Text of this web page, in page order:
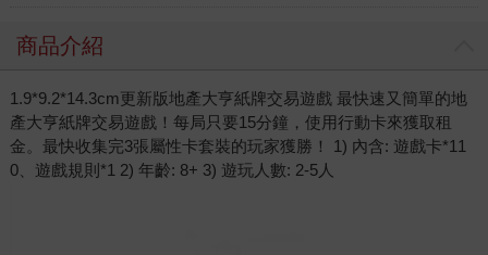
商品介紹
1.9*9.2*14.3cm更新版地產大亨紙牌交易遊戲 最快速又簡單的地
產大亨紙牌交易遊戲！每局只要15分鐘，使用行動卡來獲取租
金。最快收集完3張屬性卡套裝的玩家獲勝！ 1) 內含: 遊戲卡*11
0、遊戲規則*1 2) 年齡: 8+ 3) 遊玩人數: 2-5人